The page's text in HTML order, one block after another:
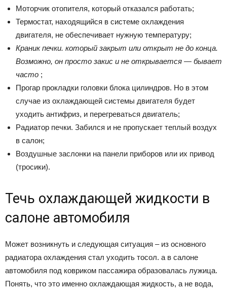
Моторчик отопителя, который отказался работать;
Термостат, находящийся в системе охлаждения
двигателя, не обеспечивает нужную температуру;
Краник печки. который закрыт или открыт не до конца.
Возможно, он просто закис и не открывается — бывает
часто ;
Прогар прокладки головки блока цилиндров. Но в этом
случае из охлаждающей системы двигателя будет
уходить антифриз, и перегреваться двигатель;
Радиатор печки. Забился и не пропускает теплый воздух
в салон;
Воздушные заслонки на панели приборов или их привод
(тросики).
Течь охлаждающей жидкости в
салоне автомобиля
Может возникнуть и следующая ситуация – из основного
радиатора охлаждения стал уходить тосол. а в салоне
автомобиля под ковриком пассажира образовалась лужица.
Понять, что это именно охлаждающая жидкость, а не вода,